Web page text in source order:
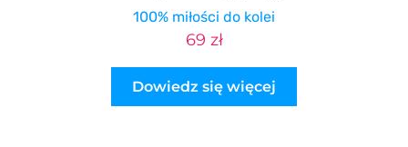
100% miłości do kolei
69 zł
Dowiedz się więcej